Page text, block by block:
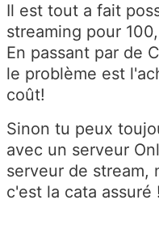
Il est tout a fait
streaming pour
En passant par de
le problème est
coût!
Sinon tu peux
avec un serveur
serveur de stream,
c'est la cata assuré